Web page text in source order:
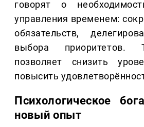
говорят о
управления временем:
обязательств,
выбора приоритетов.
позволяет снизить
повысить
Психологическое
новый опыт